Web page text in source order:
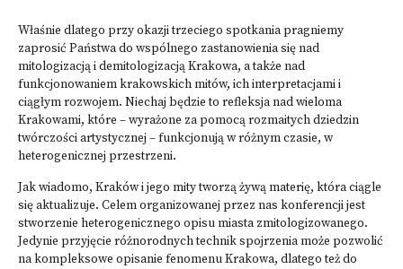
Właśnie dlatego przy okazji trzeciego spotkania pragniemy
zaprosić Państwa do wspólnego zastanowienia się nad
mitologizacją i demitologizacją Krakowa, a także nad
funkcjonowaniem krakowskich mitów, ich interpretacjami i
ciągłym rozwojem. Niechaj będzie to refleksja nad wieloma
Krakowami, które – wyrażone za pomocą rozmaitych dziedzin
twórczości artystycznej – funkcjonują w różnym czasie, w
heterogenicznej przestrzeni.
Jak wiadomo, Kraków i jego mity tworzą żywą materię, która ciągle
się aktualizuje. Celem organizowanej przez nas konferencji jest
stworzenie heterogenicznego opisu miasta zmitologizowanego.
Jedynie przyjęcie różnorodnych technik spojrzenia może pozwolić
na kompleksowe opisanie fenomenu Krakowa, dlatego też do